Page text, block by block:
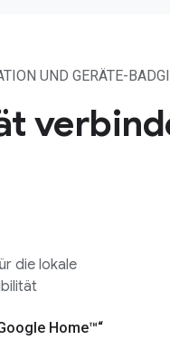
UND GERÄTE-
die lokale
Home™“